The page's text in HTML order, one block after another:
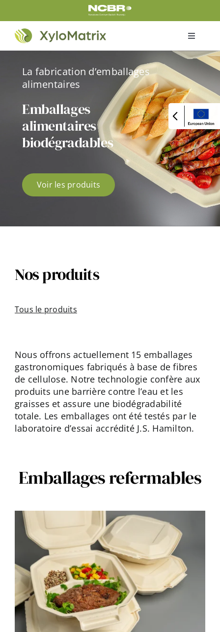
to
content
Toggle
Certificats
Le projet
La fabrication d’emballages
alimentaires
Emballages
alimentaires
biodégradables
Voir les produits
Nos produits
Tous le produits
Nous offrons actuellement 15 emballages
gastronomiques fabriqués à base de fibres
de cellulose. Notre technologie confère aux
produits une barrière contre l’eau et les
graisses et assure une biodégradabilité
totale. Les emballages ont été testés par le
laboratoire d’essai accrédité J.S. Hamilton.
Emballages refermables